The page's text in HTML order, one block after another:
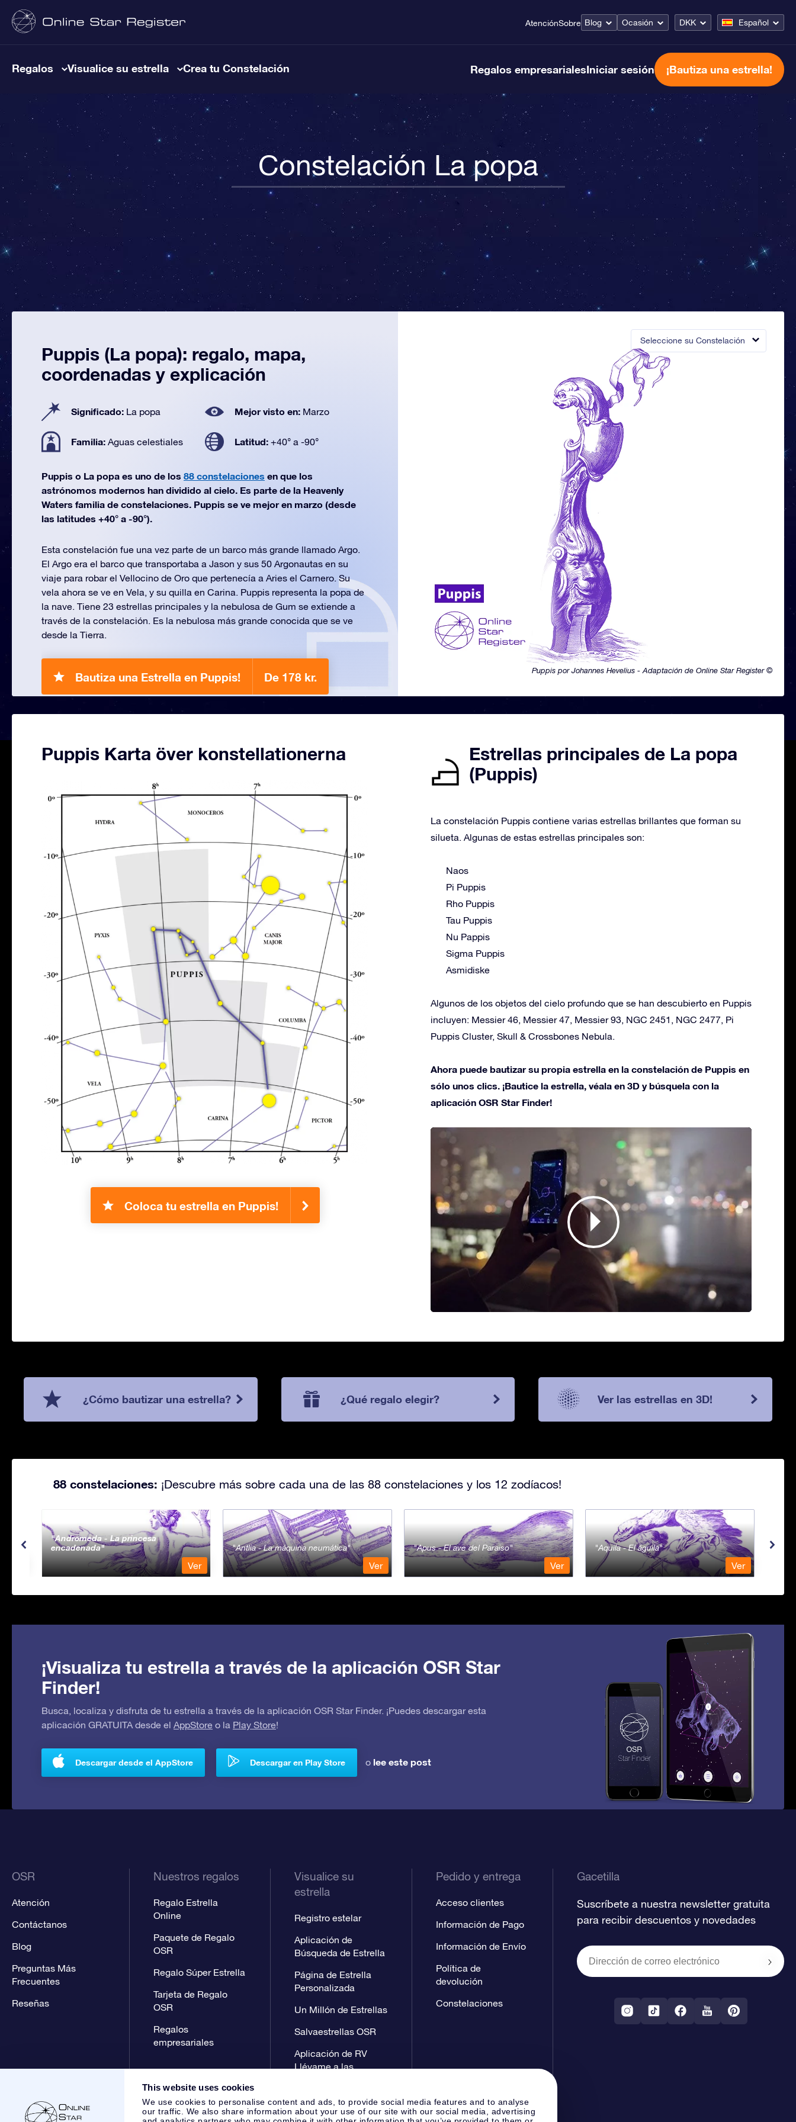
This website uses cookies
We use cookies to personalise content and ads, to provide social media features and to analyse
our traffic. We also share information about your use of our site with our social media, advertising
AtenciónSobre Blog Ocasión DKK Español
Regalos Visualice su estrella Crea tu Constelación Regalos empresarialesIniciar sesión ¡Bautiza una estrella!
Constelación La popa
Seleccione su Constelación
Puppis por Johannes Hevelius - Adaptación de Online Star Register ©
Puppis (La popa): regalo, mapa,
coordenadas y explicación
Significado: La popa Mejor visto en: Marzo
Familia: Aguas celestiales Latitud: +40° a -90°
Puppis o La popa es uno de los 88 constelaciones en que los
astrónomos modernos han dividido al cielo. Es parte de la Heavenly
Waters familia de constelaciones. Puppis se ve mejor en marzo (desde
las latitudes +40° a -90°).
Esta constelación fue una vez parte de un barco más grande llamado Argo.
El Argo era el barco que transportaba a Jason y sus 50 Argonautas en su
viaje para robar el Vellocino de Oro que pertenecía a Aries el Carnero. Su
vela ahora se ve en Vela, y su quilla en Carina. Puppis representa la popa de
la nave. Tiene 23 estrellas principales y la nebulosa de Gum se extiende a
través de la constelación. Es la nebulosa más grande conocida que se ve
desde la Tierra.
Bautiza una Estrella en Puppis! De 178 kr.
Puppis Karta över konstellationerna
Coloca tu estrella en Puppis!
Estrellas principales de La popa
(Puppis)
La constelación Puppis contiene varias estrellas brillantes que forman su
silueta. Algunas de estas estrellas principales son:
Naos
Pi Puppis
Rho Puppis
Tau Puppis
Nu Pappis
Sigma Puppis
Asmidiske
Algunos de los objetos del cielo profundo que se han descubierto en Puppis
incluyen: Messier 46, Messier 47, Messier 93, NGC 2451, NGC 2477, Pi
Puppis Cluster, Skull & Crossbones Nebula.
Ahora puede bautizar su propia estrella en la constelación de Puppis en
sólo unos clics. ¡Bautice la estrella, véala en 3D y búsquela con la
aplicación OSR Star Finder!
¿Cómo bautizar una estrella? ¿Qué regalo elegir? Ver las estrellas en 3D!
88 constelaciones: ¡Descubre más sobre cada una de las 88 constelaciones y los 12 zodíacos!
Andromeda - La princesa
encadenada
Ver
Antlia - La máquina neumática
Ver
Apus - El ave del Paraiso
Ver
Aquila - El águila
Ver
¡Visualiza tu estrella a través de la aplicación OSR Star
Finder!
Busca, localiza y disfruta de tu estrella a través de la aplicación OSR Star Finder. ¡Puedes descargar esta
aplicación GRATUITA desde el AppStore o la Play Store!
Descargar desde el AppStore Descargar en Play Store o lee este post
OSR
Atención
Contáctanos
Blog
Preguntas Más
Frecuentes
Reseñas
Nuestros regalos
Regalo Estrella
Online
Paquete de Regalo
OSR
Regalo Súper Estrella
Tarjeta de Regalo
OSR
Regalos
empresariales
Visualice su
estrella
Registro estelar
Aplicación de
Búsqueda de Estrella
Página de Estrella
Personalizada
Un Millón de Estrellas
Salvaestrellas OSR
Aplicación de RV
Llévame a las
Pedido y entrega
Acceso clientes
Información de Pago
Información de Envío
Política de
devolución
Constelaciones
Gacetilla
Suscríbete a nuestra newsletter gratuita
para recibir descuentos y novedades